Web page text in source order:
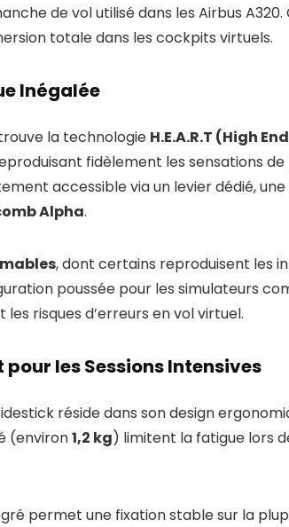
de vol utilisé dans les Airbus
totale dans les cockpits virtuels.
Inégalée
la technologie H.E.A.R.T (High
fidèlement les sensations
accessible via un levier dédié,
Alpha.
, dont certains reproduisent les
poussée pour les simulateurs
risques d’erreurs en vol virtuel.
les Sessions Intensives
réside dans son design
(environ1,2 kg) limitent la fatigue lors
permet une fixation stable sur la